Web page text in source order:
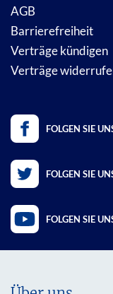
AGB
Barrierefreiheit
Verträge kündigen
Verträge
FOLGEN SIE
FOLGEN SIE
FOLGEN SIE